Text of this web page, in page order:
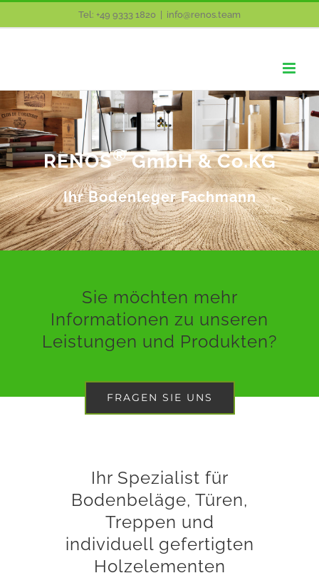
Tel: +49 9333 1820 info@renos.team
RENOS®GmbH & Co.KG
Ihr Bodenleger Fachmann
Sie möchten mehr
Informationen zu unseren
Leistungen und Produkten?
FRAGEN SIE UNS
Ihr Spezialist für
Bodenbeläge, Türen,
Treppen und
individuell gefertigten
Holzelementen